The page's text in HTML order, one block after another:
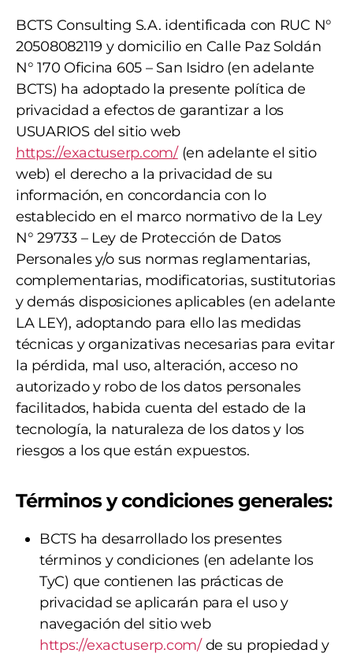
BCTS Consulting S.A. identificada con RUC N°
20508082119 y domicilio en Calle Paz Soldán
N° 170 Oficina 605 – San Isidro (en adelante
BCTS) ha adoptado la presente política de
privacidad a efectos de garantizar a los
USUARIOS del sitio web
https://exactuserp.com/ (en adelante el sitio
web) el derecho a la privacidad de su
información, en concordancia con lo
establecido en el marco normativo de la Ley
N° 29733 – Ley de Protección de Datos
Personales y/o sus normas reglamentarias,
complementarias, modificatorias, sustitutorias
y demás disposiciones aplicables (en adelante
LA LEY), adoptando para ello las medidas
técnicas y organizativas necesarias para evitar
la pérdida, mal uso, alteración, acceso no
autorizado y robo de los datos personales
facilitados, habida cuenta del estado de la
tecnología, la naturaleza de los datos y los
riesgos a los que están expuestos.
Términos y condiciones generales:
BCTS ha desarrollado los presentes
términos y condiciones (en adelante los
TyC) que contienen las prácticas de
privacidad se aplicarán para el uso y
navegación del sitio web
https://exactuserp.com/de su propiedad y